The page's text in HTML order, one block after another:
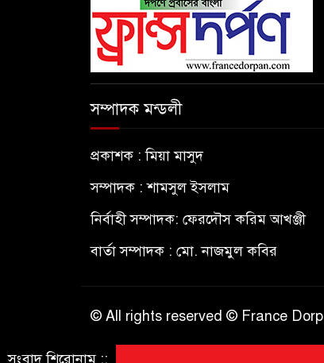
সম্পাদক মন্ডলী
প্রকাশক : মিয়া মাসুদ
সম্পাদক : শামসুল ইসলাম
নির্বাহী সম্পাদক: ফেরদৌস করিম আখঞ্জী
বার্তা সম্পাদক : মো. নাজমুল কবির
© All rights reserved © France
সংবাদ শিরোনাম ::